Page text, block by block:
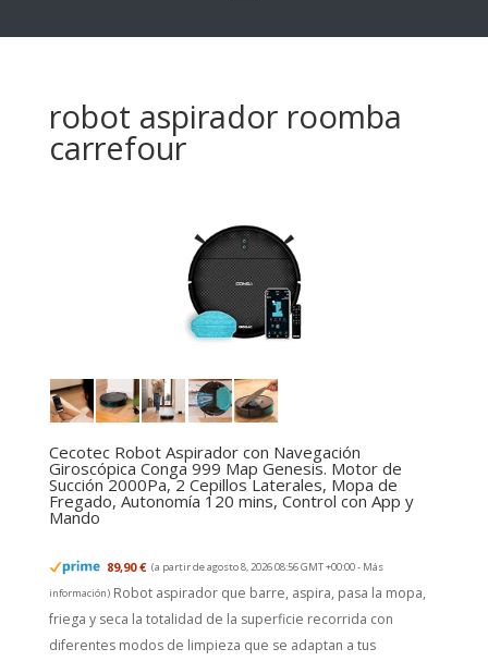
robot aspirador roomba
carrefour
Cecotec Robot Aspirador con Navegación
Giroscópica Conga 999 Map Genesis. Motor de
Succión 2000Pa, 2 Cepillos Laterales, Mopa de
Fregado, Autonomía 120 mins, Control con App y
Mando
89,90 € (a partir de agosto 8, 2026 08:56 GMT +00:00 - Más
información) Robot aspirador que barre, aspira, pasa la mopa,
friega y seca la totalidad de la superficie recorrida con
diferentes modos de limpieza que se adaptan a tus